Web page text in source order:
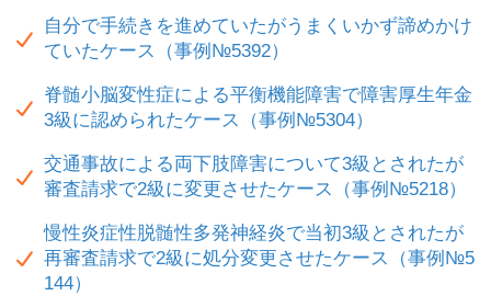
自分で手続きを進めていたがうまくいかず諦めかけ
ていたケース（事例№5392）
脊髄小脳変性症による平衡機能障害で障害厚生年金
3級に認められたケース（事例№5304）
交通事故による両下肢障害について3級とされたが
審査請求で2級に変更させたケース（事例№5218）
慢性炎症性脱髄性多発神経炎で当初3級とされたが
再審査請求で2級に処分変更させたケース（事例№5
144）